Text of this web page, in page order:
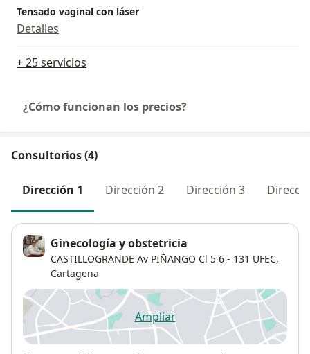
Tensado vaginal con láser
Detalles
+ 25 servicios
¿Cómo funcionan los precios?
Consultorios (4)
Dirección 1 Dirección 2 Dirección 3
Ginecología y obstetricia
CASTILLOGRANDE Av PIÑANGO Cl 5 6 - 131 UFEC,
Cartagena
Ampliarse abre en una nueva